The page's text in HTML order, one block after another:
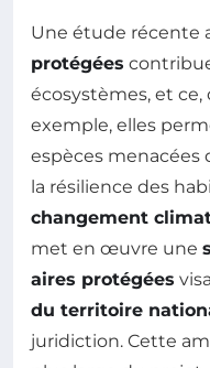
Une étude récente
protégées
écosystèmes, et
exemple, elles
espèces menacées
la résilience des
changement
met en œuvre une
aires protégées
du territoire
juridiction. Cette